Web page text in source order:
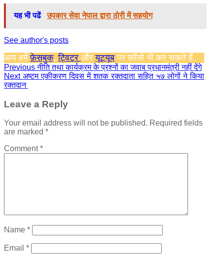
यह भी पढें उपकार सेवा नेपाल द्वारा ठोरी में सहयोग
See author's posts
आप हमेंफ़ेसबुक,ट्विटर औरयूट्यूब पर फ़ॉलो भी कर सकते हैं.
Continue
Reading
Previousनीति तथा कार्यक्रम के प्रश्नों का जवाब प्रधानमंत्री नहीं देंगे
Nextअष्टम एकीकरण दिवस में शतक रक्तदाता सहित ५७ लोगों ने किया
रक्तदान
Leave a Reply
Your email address will not be published. Required fields
are marked *
Comment*
Name *
Email *